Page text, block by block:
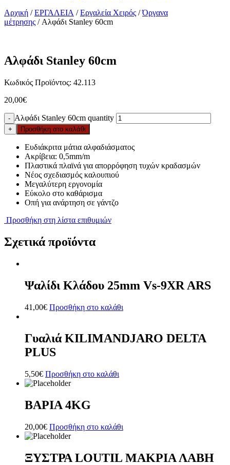
Αρχική /ΕΡΓΑΛΕΙΑ /Εργαλεία Χειρός /Όργανα
μέτρησης / Αλφάδι Stanley 60cm
Αλφάδι Stanley 60cm
Κωδικός Προϊόντος: 42.113
20,00€
- Αλφάδι Stanley 60cm quantity
+ Προσθήκη στο καλάθι
Ευδιάκριτα μάτια αλφαδιάσματος
Ακρίβεια: 0,5mm/m
Πλαστικά πλαϊνά για απορρόφηση τυχών κραδασμών
Νέος σχεδιασμός καλουπιού
Μεγαλύτερη εργονομία
Εύκολο στο καθάρισμα
Οπή για ανάρτηση σε γάντζο
Προσθήκη στη λίστα επιθυμιών
Σχετικά προϊόντα
Ψαλίδι Κλάδου 25mm Vs-9XR ARS
41,00€ Προσθήκη στο καλάθι
Γυαλιά KILIMANDJARO DELTA
PLUS
5,50€ Προσθήκη στο καλάθι
ΒΑΡΙΑ 4ΚG
20,00€ Προσθήκη στο καλάθι
ΞΥΣΤΡΑ LOUTIL ΜΑΚΡΙΑ ΛΑΒΗ